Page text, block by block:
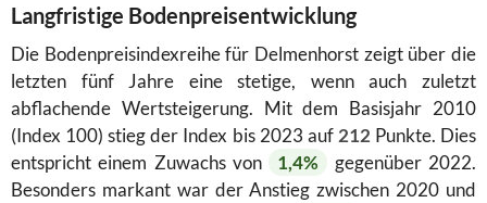
Langfristige Bodenpreisentwicklung
Die Bodenpreisindexreihe für Delmenhorst zeigt über die
letzten fünf Jahre eine stetige, wenn auch zuletzt
abflachende Wertsteigerung. Mit dem Basisjahr 2010
(Index 100) stieg der Index bis 2023 auf 212 Punkte. Dies
entspricht einem Zuwachs von
1,4%
gegenüber 2022.
Besonders markant war der Anstieg zwischen 2020 und